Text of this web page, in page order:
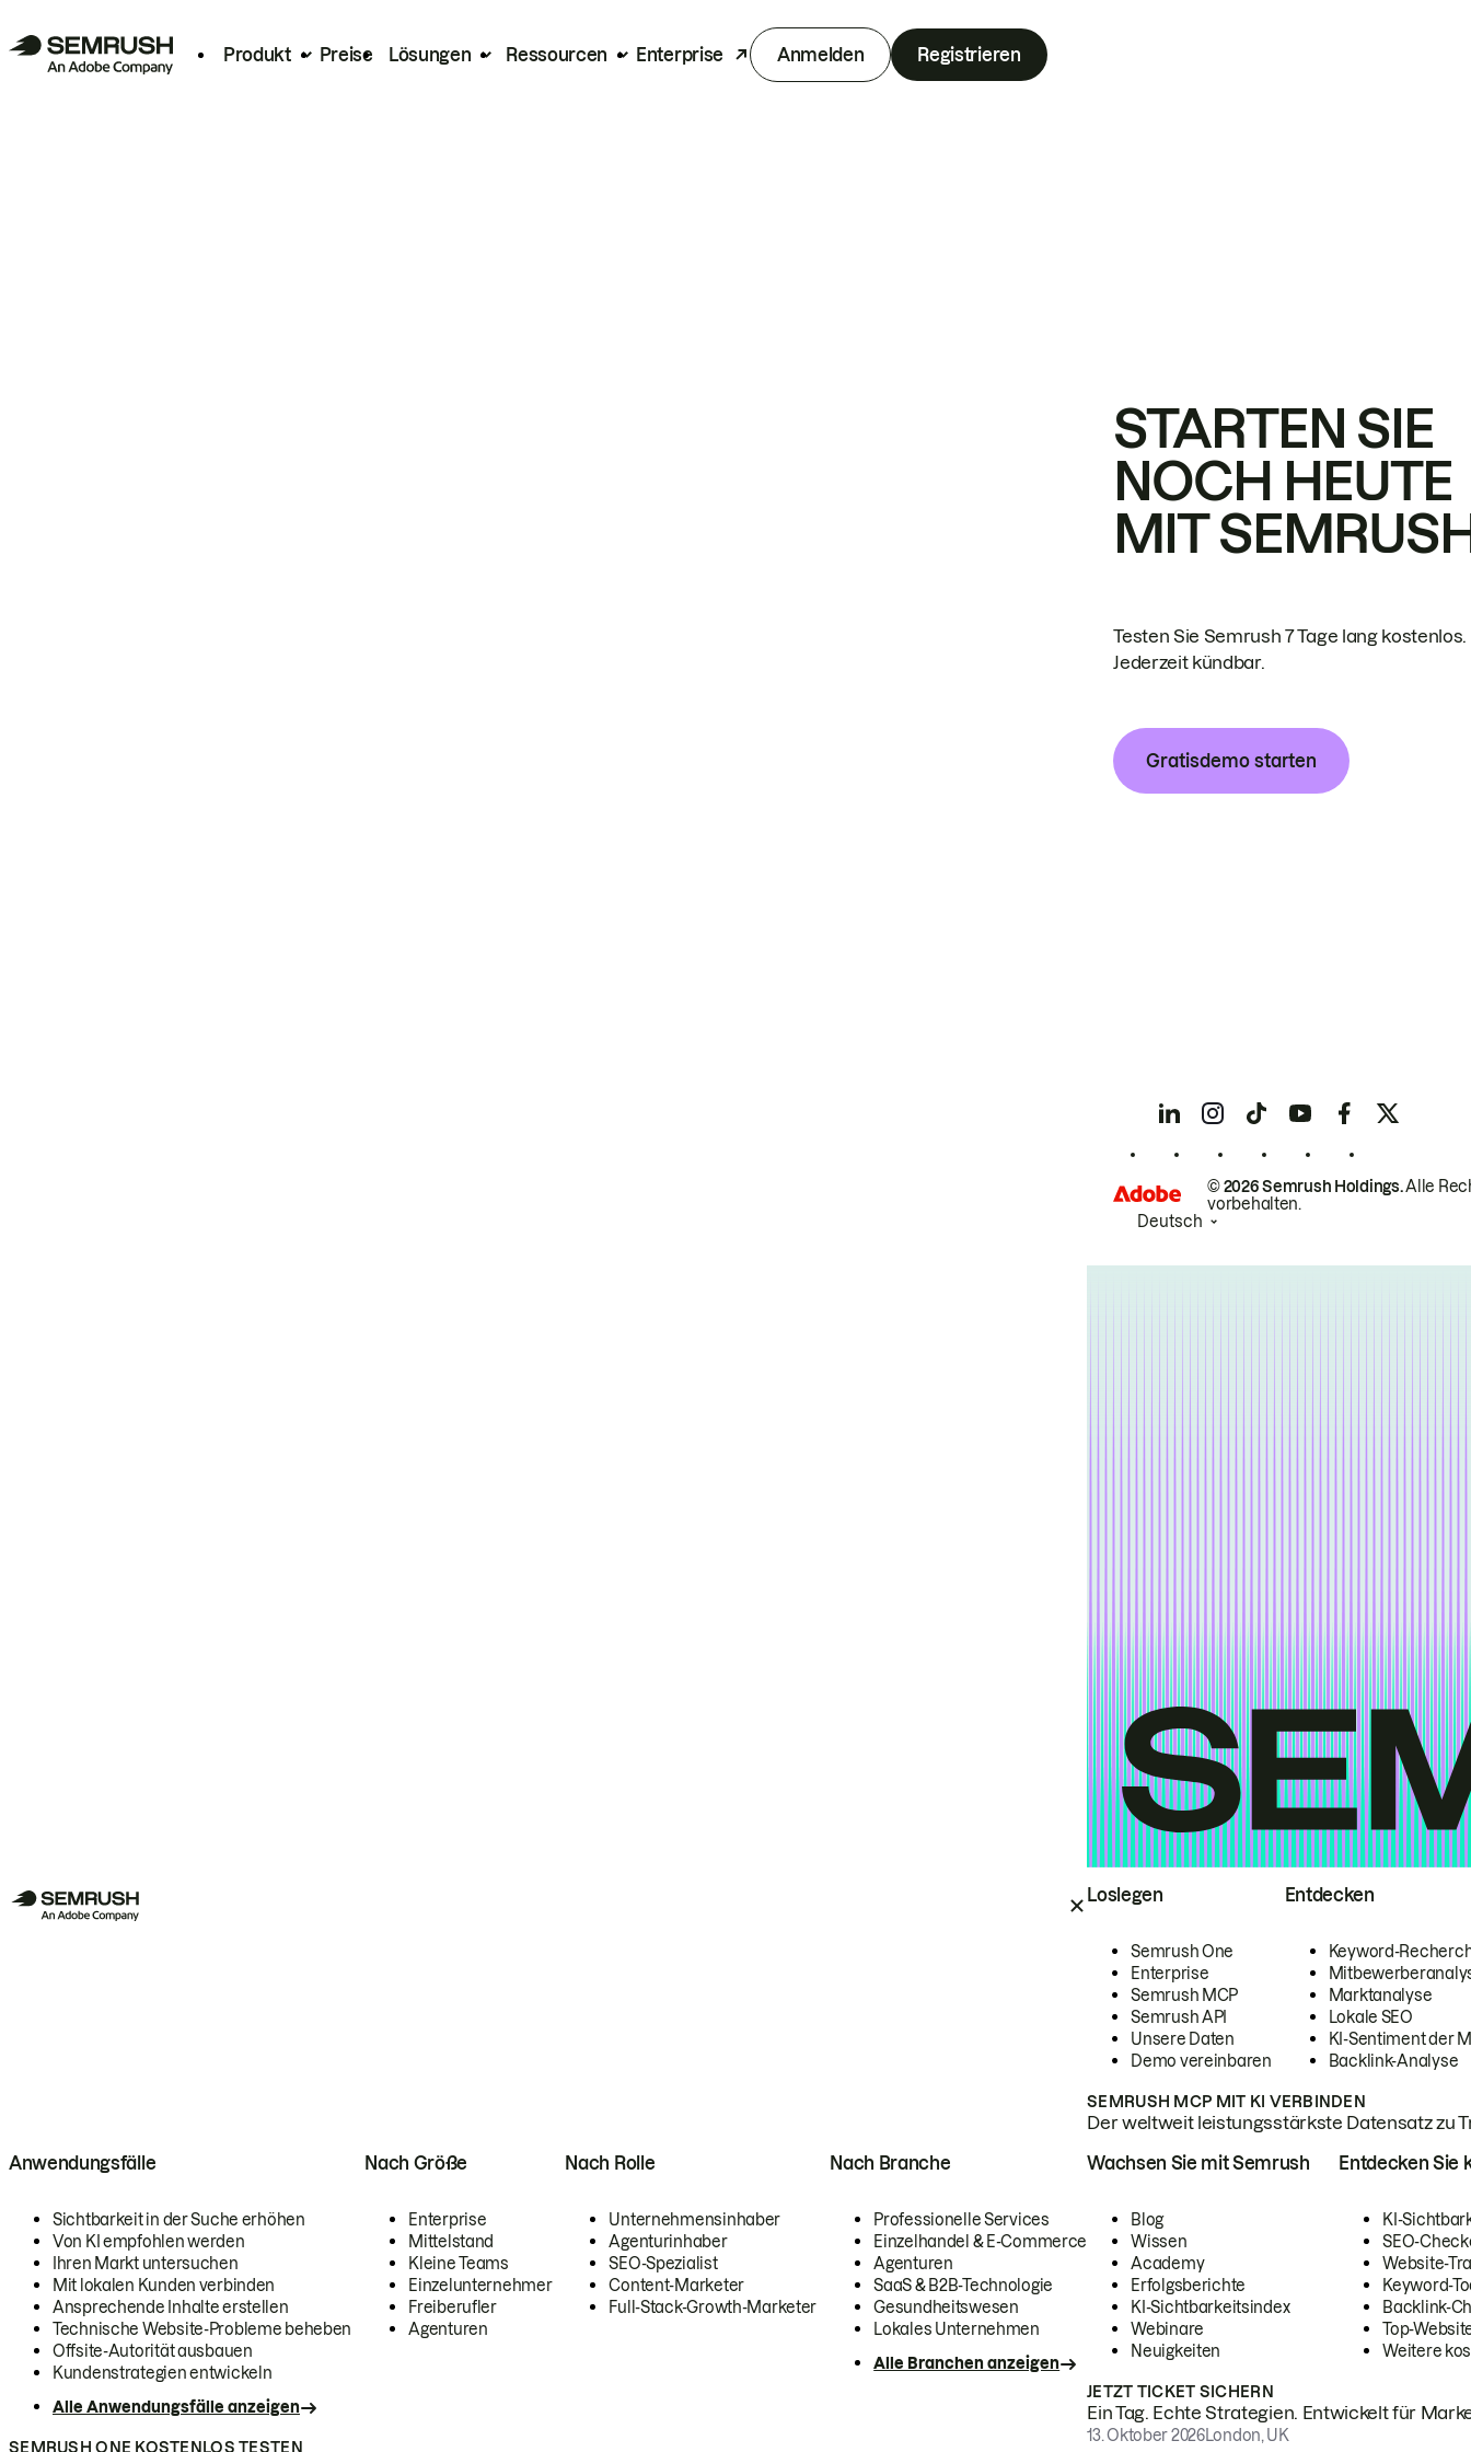
Produkt Preise Lösungen Ressourcen Enterprise Anmelden Registrieren
Loslegen
Semrush One
Enterprise
Semrush MCP
Semrush API
Unsere Daten
Demo vereinbaren
Entdecken
Keyword-
Marktanalyse
Lokale SEO
KI-Sentiment der
Backlink-Analyse
SEMRUSH MCP MIT KI VERBINDEN
Der weltweit leistungsstärkste Datensatz zu
Anwendungsfälle
Sichtbarkeit in der Suche erhöhen
Von KI empfohlen werden
Ihren Markt untersuchen
Mit lokalen Kunden verbinden
Ansprechende Inhalte erstellen
Technische Website-Probleme beheben
Offsite-Autorität ausbauen
Kundenstrategien entwickeln
Alle Anwendungsfälle anzeigen
Nach Größe
Enterprise
Mittelstand
Kleine Teams
Einzelunternehmer
Freiberufler
Agenturen
Nach Rolle
Unternehmensinhaber
Agenturinhaber
SEO-Spezialist
Content-Marketer
Full-Stack-Growth-Marketer
Nach Branche
Professionelle Services
Einzelhandel & E-Commerce
Agenturen
SaaS & B2B-Technologie
Gesundheitswesen
Lokales Unternehmen
Alle Branchen anzeigen
SEMRUSH ONE KOSTENLOS TESTEN
Wachsen Sie mit Semrush
Blog
Wissen
Academy
Erfolgsberichte
KI-Sichtbarkeitsindex
Webinare
Neuigkeiten
Entdecken Sie
KI-
SEO-
Website-
Keyword-
Backlink-
Top-
Weitere
JETZT TICKET SICHERN
Ein Tag. Echte Strategien. Entwickelt für
13. Oktober 2026London, UK
STARTEN SIE
NOCH HEUTE
MIT
Testen Sie Semrush 7 Tage lang kostenlos.
Jederzeit kündbar.
Gratisdemo starten
© 2026 Semrush Holdings.Alle
vorbehalten.
Deutsch